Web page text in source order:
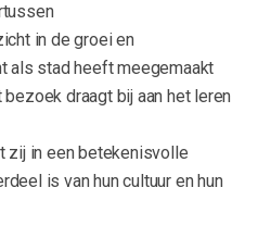
in de groei en
als stad heeft meegemaakt
draagt bij aan het leren
zij in een betekenisvolle
is van hun cultuur en hun